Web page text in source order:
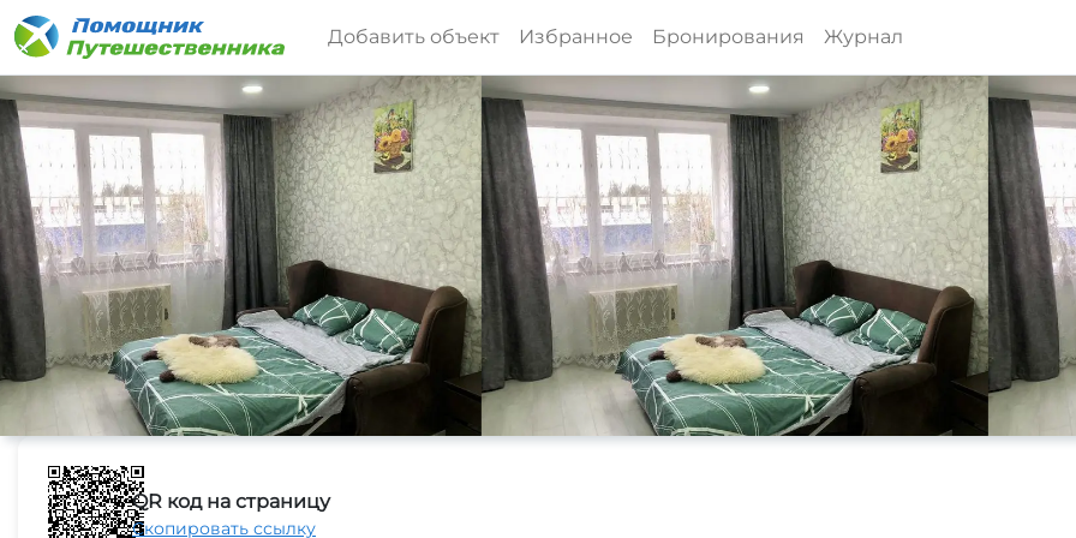
Добавить объект Избранное Бронирования Журнал
QR код на страницу
Скопировать ссылку